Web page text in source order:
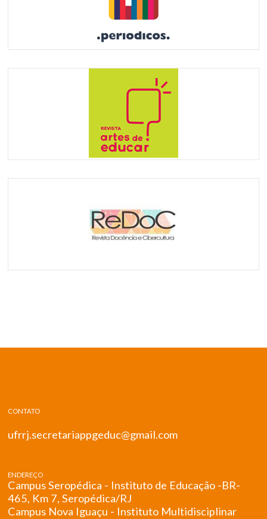
CONTATO
ufrrj.secretariappgeduc@gmail.com
ENDEREÇO
Campus Seropédica - Instituto de Educação -BR-
465, Km 7, Seropédica/RJ
Campus Nova Iguaçu - Instituto Multidisciplinar